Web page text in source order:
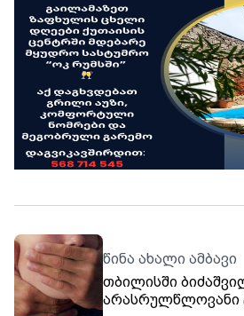
წინა ახალი ამბავი
თბილისში
არასრულწლოვანი